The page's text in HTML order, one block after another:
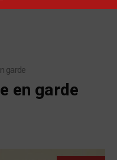
garde
en garde